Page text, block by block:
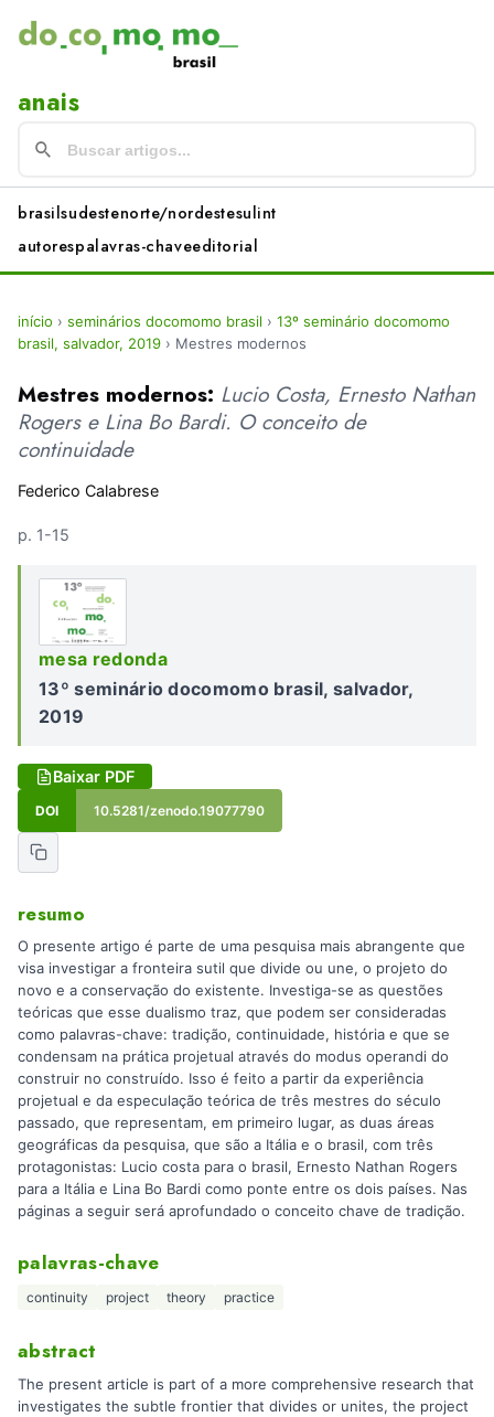
anais
brasilsudestenorte/nordestesulint
autorespalavras-chaveeditorial
início › seminários docomomo brasil › 13º seminário docomomo
brasil, salvador, 2019 › Mestres modernos
Mestres modernos: Lucio Costa, Ernesto Nathan
Rogers e Lina Bo Bardi. O conceito de
continuidade
Federico Calabrese
p. 1-15
mesa redonda
13º seminário docomomo brasil, salvador,
2019
Baixar PDF
DOI 10.5281/zenodo.19077790
resumo
O presente artigo é parte de uma pesquisa mais abrangente que
visa investigar a fronteira sutil que divide ou une, o projeto do
novo e a conservação do existente. Investiga-se as questões
teóricas que esse dualismo traz, que podem ser consideradas
como palavras-chave: tradição, continuidade, história e que se
condensam na prática projetual através do modus operandi do
construir no construído. Isso é feito a partir da experiência
projetual e da especulação teórica de três mestres do século
passado, que representam, em primeiro lugar, as duas áreas
geográficas da pesquisa, que são a Itália e o brasil, com três
protagonistas: Lucio costa para o brasil, Ernesto Nathan Rogers
para a Itália e Lina Bo Bardi como ponte entre os dois países. Nas
páginas a seguir será aprofundado o conceito chave de tradição.
palavras-chave
continuity project theory practice
abstract
The present article is part of a more comprehensive research that
investigates the subtle frontier that divides or unites, the project